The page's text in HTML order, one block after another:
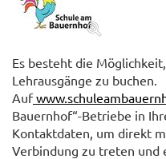
Es besteht die
Lehrausgänge zu buchen.
Auf
Bauernhof“-Betriebe in
Kontaktdaten, um direkt
Verbindung zu treten und